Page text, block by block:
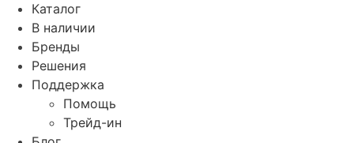
Каталог
В наличии
Бренды
Решения
Поддержка
Помощь
Трейд-ин